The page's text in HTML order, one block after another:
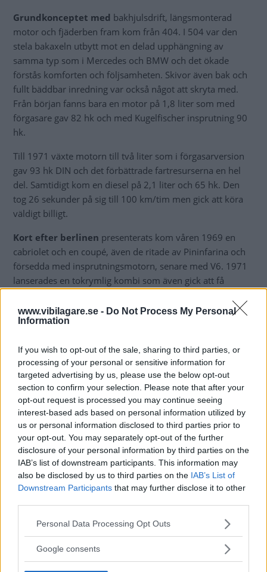
www.vibilagare.se - Do Not Process My Personal
Information
If you wish to opt-out of the sale, sharing to third parties, or
processing of your personal or sensitive information for
targeted advertising by us, please use the below opt-out
section to confirm your selection. Please note that after your
opt-out request is processed you may continue seeing
interest-based ads based on personal information utilized by
us or personal information disclosed to third parties prior to
your opt-out. You may separately opt-out of the further
disclosure of your personal information by third parties on the
IAB’s list of downstream participants. This information may
also be disclosed by us to third parties on the IAB’s List of
Downstream Participants that may further disclose it to other
Please note that this website/app uses one or more Google
not limited to your visit or usage behaviour. You may click to
Personal Data Processing Opt Outs
Google consents
Grundkonceptet med bakhjulsdrift, längsmonterad
motor och fjäderben fram kom från 404. I 504 var den
stela bakaxeln utbytt mot en delad upphängning av
samma typ som i Mercedes och BMW och det ökade
förstås komforten och följsamheten. Skivor även bak och
fullt bäddbar inredning var också något att skryta med.
Från början fanns bara en motor på 1,8 liter som med
förgasare gav 82 hk och med Kugelfischer insprutning 90
hk.
Till 1971 växte motorn till två liter som i förgasarversion
gav 93 hk DIN och det förbättrade fartresurserna en hel
del. Samtidigt kom en diesel på 2,1 liter och 65 hk. Den
tog 26 sekunder på sig till 100 km/tim men gick att köra
väldigt billigt.
Kort efter berlinen presenterats kom våren 1969 en
cabriolet och en coupé, även de ritade av Pininfarina och
försedda med insprutningsmotorn, senare med V6. 1971
lanserades en tokrymlig kombi som även gick att få
I Sverige såldes 504 till 1982, de sista åren i allt färre antal
personbilsutförande till 1983. Men sedan fortsatte
modellen byggas på licens på en rad olika platser i
världen; Kina, Argentina, Kenya och Nigeria. Sista 504:an
sattes ihop så sent som i november 2006, mer än 38 år
efter lanseringen! Då hade runt 3,7 miljoner exemplar
producerats.